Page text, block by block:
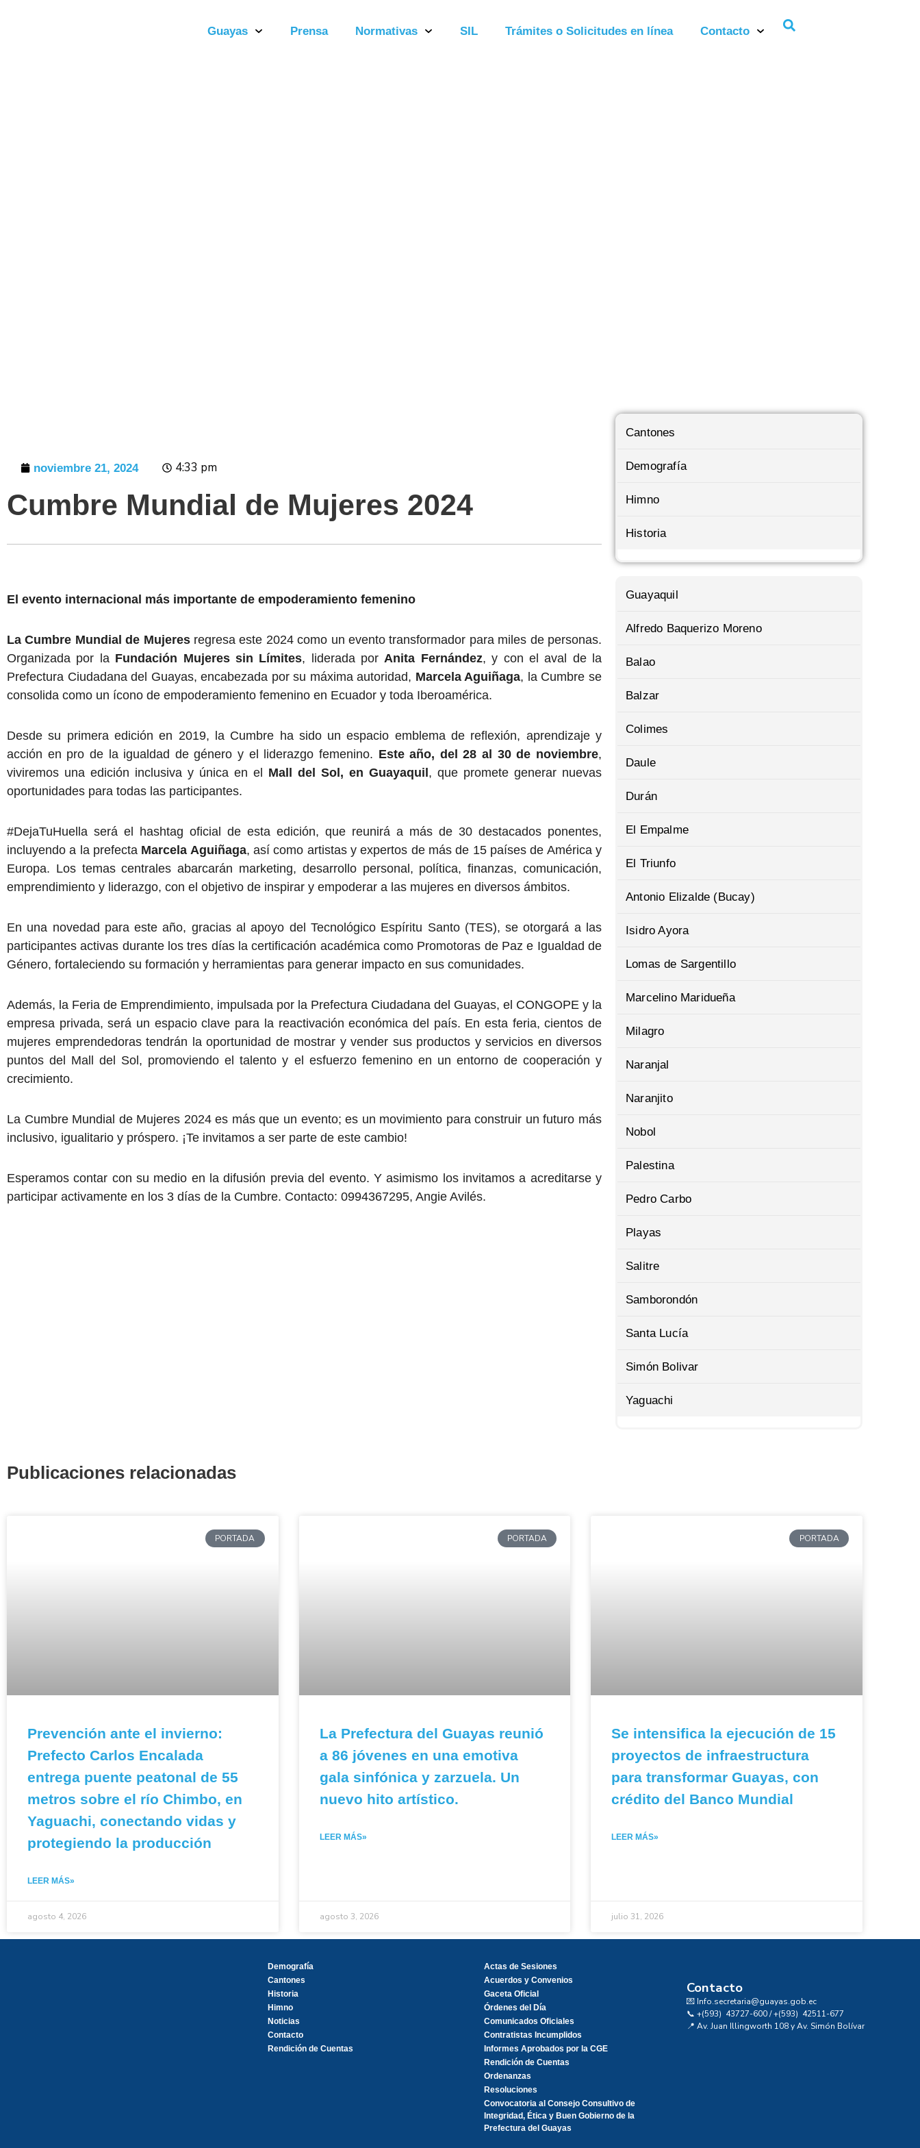
Guayas Prensa Normativas SIL Trámites o Solicitudes en línea Contacto
noviembre 21, 2024 4:33 pm
Cumbre Mundial de Mujeres 2024
El evento internacional más importante de empoderamiento femenino
La Cumbre Mundial de Mujeresregresa este 2024 como un evento transformador para miles de personas.
Organizada por la Fundación Mujeres sin Límites, liderada porAnita Fernández, y con el aval de la
Prefectura Ciudadana del Guayas, encabezada por su máxima autoridad, Marcela Aguiñaga, la Cumbre se
consolida como un ícono de empoderamiento femenino en Ecuador y toda Iberoamérica.
Desde su primera edición en 2019, la Cumbre ha sido un espacio emblema de reflexión, aprendizaje y
acción en pro de la igualdad de género y el liderazgo femenino. Este año, del 28 al 30 de noviembre,
viviremos una edición inclusiva y única en el Mall del Sol, en Guayaquil , que promete generar nuevas
oportunidades para todas las participantes.
#DejaTuHuella será el hashtag oficial de esta edición, que reunirá a más de 30 destacados ponentes,
incluyendo a la prefecta Marcela Aguiñaga, así como artistas y expertos de más de 15 países de América y
Europa. Los temas centrales abarcarán marketing, desarrollo personal, política, finanzas, comunicación,
emprendimiento y liderazgo, con el objetivo de inspirar y empoderar a las mujeres en diversos ámbitos.
En una novedad para este año, gracias al apoyo del Tecnológico Espíritu Santo (TES), se otorgará a las
participantes activas durante los tres días la certificación académica como Promotoras de Paz e Igualdad de
Género, fortaleciendo su formación y herramientas para generar impacto en sus comunidades.
Además, la Feria de Emprendimiento, impulsada por la Prefectura Ciudadana del Guayas, el CONGOPE y la
empresa privada, será un espacio clave para la reactivación económica del país. En esta feria, cientos de
mujeres emprendedoras tendrán la oportunidad de mostrar y vender sus productos y servicios en diversos
puntos del Mall del Sol, promoviendo el talento y el esfuerzo femenino en un entorno de cooperación y
crecimiento.
La Cumbre Mundial de Mujeres 2024 es más que un evento; es un movimiento para construir un futuro más
inclusivo, igualitario y próspero. ¡Te invitamos a ser parte de este cambio!
Esperamos contar con su medio en la difusión previa del evento. Y asimismo los invitamos a acreditarse y
participar activamente en los 3 días de la Cumbre. Contacto: 0994367295, Angie Avilés.
Cantones
Demografía
Himno
Historia
Guayaquil
Alfredo Baquerizo Moreno
Balao
Balzar
Colimes
Daule
Durán
El Empalme
El Triunfo
Antonio Elizalde (Bucay)
Isidro Ayora
Lomas de Sargentillo
Marcelino Maridueña
Milagro
Naranjal
Naranjito
Nobol
Palestina
Pedro Carbo
Playas
Salitre
Samborondón
Santa Lucía
Simón Bolivar
Yaguachi
Publicaciones relacionadas
PORTADA
Prevención ante el invierno:
Prefecto Carlos Encalada
entrega puente peatonal de 55
metros sobre el río Chimbo, en
Yaguachi, conectando vidas y
protegiendo la producción
LEER MÁS»
agosto 4, 2026
PORTADA
La Prefectura del Guayas reunió
a 86 jóvenes en una emotiva
gala sinfónica y zarzuela. Un
nuevo hito artístico.
LEER MÁS»
agosto 3, 2026
PORTADA
Se intensifica la ejecución de 15
proyectos de infraestructura
para transformar Guayas, con
crédito del Banco Mundial
LEER MÁS»
julio 31, 2026
Demografía
Cantones
Historia
Himno
Noticias
Contacto
Rendición de Cuentas
Actas de Sesiones
Acuerdos y Convenios
Gaceta Oficial
Órdenes del Día
Comunicados Oficiales
Contratistas Incumplidos
Informes Aprobados por la CGE
Rendición de Cuentas
Ordenanzas
Resoluciones
Convocatoria al Consejo Consultivo de
Integridad, Ética y Buen Gobierno de la
Prefectura del Guayas
Contacto
💌 Info.secretaria@guayas.gob.ec
📞 +(593) 43727-600 / +(593) 42511-677
📍 Av. Juan Illingworth 108 y Av. Simón Bolívar